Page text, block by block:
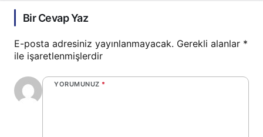
Bir Cevap Yaz
E-posta adresiniz yayınlanmayacak. Gerekli alanlar *
ile işaretlenmişlerdir
YORUMUNUZ *